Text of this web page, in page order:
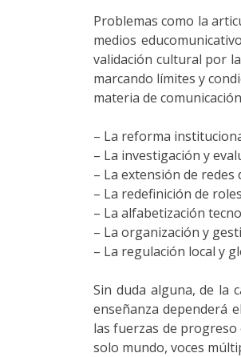
Problemas como la
medios
validación cultural por
marcando límites y
materia de
– La reforma
– La investigación y
– La extensión de redes
– La redefinición de
– La alfabetización
– La organización y
– La regulación local y
Sin duda alguna, de la
enseñanza dependerá
las fuerzas de
solo mundo, voces